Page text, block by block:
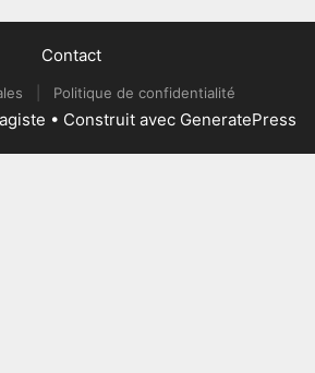
Contact
Politique de confidentialité
• Construit avec GeneratePress